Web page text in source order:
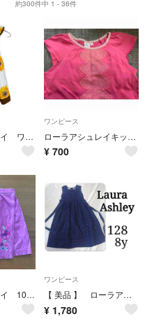
約300件中 1 - 36件
ローラアシュレイ ワンピース
ワンピース
ローラアシュレイキッズ ワンピース 6-7歳
¥ 700
ローラアシュレイ 104 スカート
ワンピース
【 美品 】 ローラアシュレイ キッズ ロングワンピース 128 8y 小花柄
¥ 1,780